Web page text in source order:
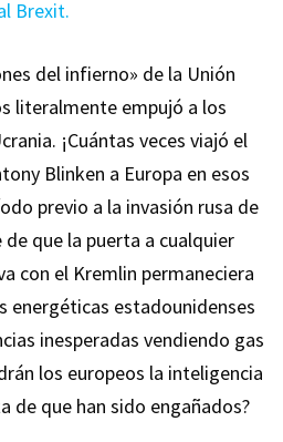
Brexit.
del infierno» de la Unión
literalmente empujó a los
¡Cuántas veces viajó el
Blinken a Europa en esos
previo a la invasión rusa de
de que la puerta a cualquier
con el Kremlin permaneciera
energéticas estadounidenses
inesperadas vendiendo gas
los europeos la inteligencia
de que han sido engañados?